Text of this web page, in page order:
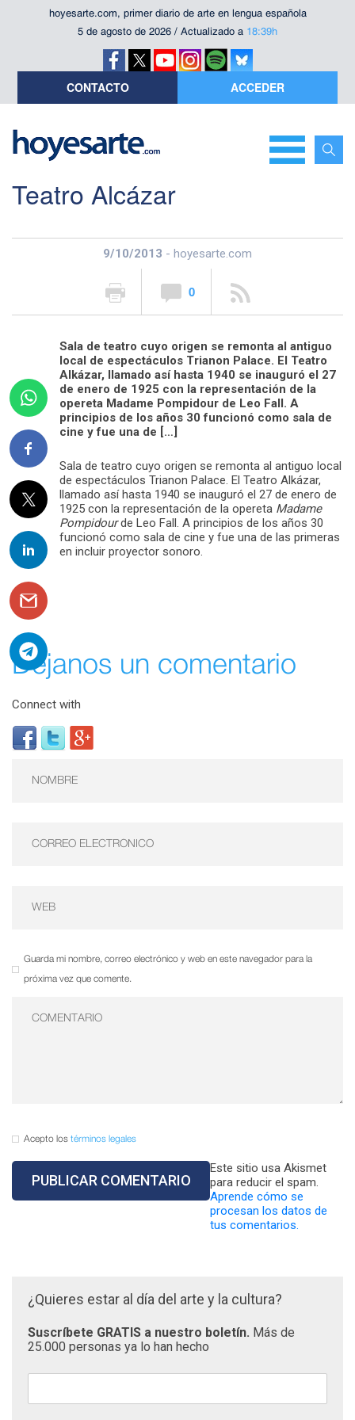
hoyesarte.com, primer diario de arte en lengua española
5 de agosto de 2026 / Actualizado a 18:39h
CONTACTO ACCEDER
Teatro Alcázar
9/10/2013 - hoyesarte.com
0
Sala de teatro cuyo origen se remonta al antiguo
local de espectáculos Trianon Palace. El Teatro
Alkázar, llamado así hasta 1940 se inauguró el 27
de enero de 1925 con la representación de la
opereta Madame Pompidour de Leo Fall. A
principios de los años 30 funcionó como sala de
cine y fue una de […]
Sala de teatro cuyo origen se remonta al antiguo local
de espectáculos Trianon Palace. El Teatro Alkázar,
llamado así hasta 1940 se inauguró el 27 de enero de
1925 con la representación de la opereta Madame
Pompidourde Leo Fall. A principios de los años 30
funcionó como sala de cine y fue una de las primeras
en incluir proyector sonoro.
Déjanos un comentario
Connect with
Guarda mi nombre, correo electrónico y web en este navegador para la
próxima vez que comente.
Acepto los términos legales
Este sitio usa Akismet
para reducir el spam.
Aprende cómo se
procesan los datos de
tus comentarios.
¿Quieres estar al día del arte y la cultura?
Suscríbete GRATIS a nuestro boletín. Más de
25.000 personas ya lo han hecho